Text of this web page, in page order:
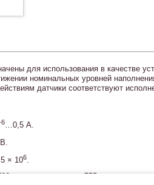
для использования в качестве
номинальных уровней
датчики соответствуют
6…0,5 А.
× 106.
мм, длина датчика 755 мм.